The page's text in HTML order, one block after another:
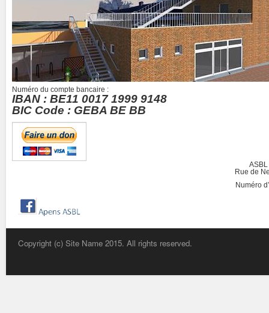
Numéro du compte bancaire :
IBAN : BE11 0017 1999 9148
BIC Code : GEBA BE BB
Rue de
Numéro
Copyright (c) Site Name 2015. All rights reserved.